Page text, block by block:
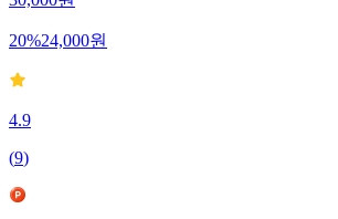
20%24,000원
4.9
(9)